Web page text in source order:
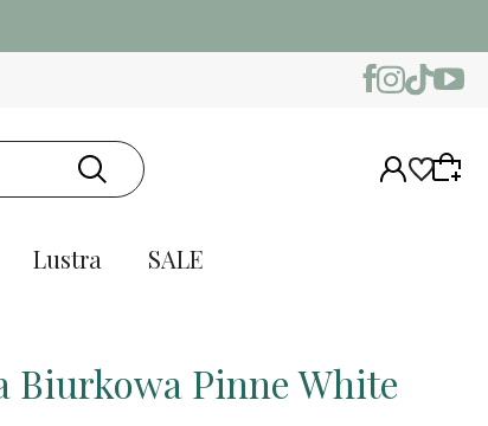
Lustra SALE
Biurkowa Pinne White